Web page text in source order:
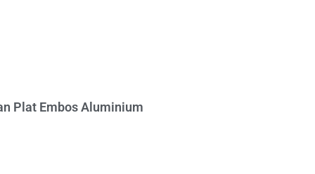
Plat Embos Aluminium